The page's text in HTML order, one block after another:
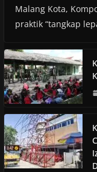
Malang Kota,
praktik “tangkap